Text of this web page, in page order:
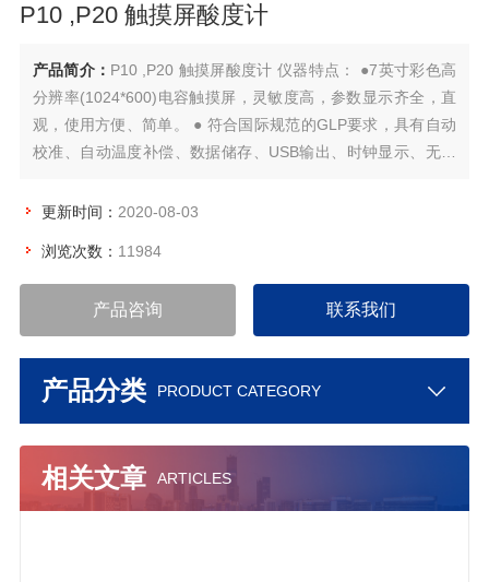
P10 ,P20 触摸屏酸度计
产品简介： P10 ,P20 触摸屏酸度计 仪器特点： ●7英寸彩色高
分辨率(1024*600)电容触摸屏，灵敏度高，参数显示齐全，直
观，使用方便、简单。 ● 符合国际规范的GLP要求，具有自动
校准、自动温度补偿、数据储存、USB输出、时钟显示、无线
文双语操作系统，人性化操作设计，仪器亮度可调. ●内置大容
据，存储数据可用通用办公软件EXELL打开，极大的方便客户
编辑。
更新时间： 2020-08-03
浏览次数： 11984
产品咨询 联系我们
产品分类 PRODUCT CATEGORY
相关文章 ARTICLES